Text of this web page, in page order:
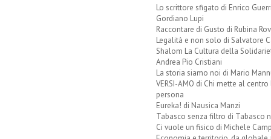
Lo scrittore sfigato di Enrico
Gordiano Lupi
Raccontare di Gusto di Rubina
Legalità e non solo di Salvatore
Shalom La Cultura della
Andrea Pio Cristiani
La storia siamo noi di Mario
VERSI-AMO di Chi mette al centro
persona
Eureka! di Nausica Manzi
Tabasco senza filtro di Tabasco
Ci vuole un fisico di Michele